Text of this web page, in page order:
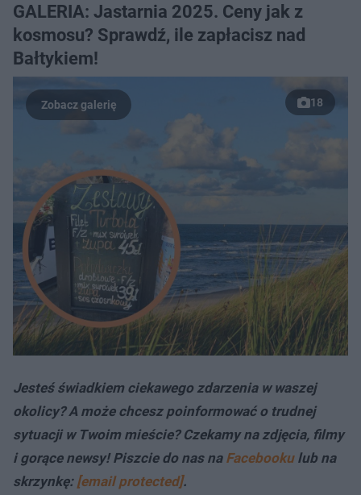
GALERIA: Jastarnia 2025. Ceny jak z
kosmosu? Sprawdź, ile zapłacisz nad
Bałtykiem!
18
Jesteś świadkiem ciekawego zdarzenia w waszej
okolicy? A może chcesz poinformować o trudnej
sytuacji w Twoim mieście? Czekamy na zdjęcia, filmy
i gorące newsy! Piszcie do nas na Facebookulub na
skrzynkę: [email protected].